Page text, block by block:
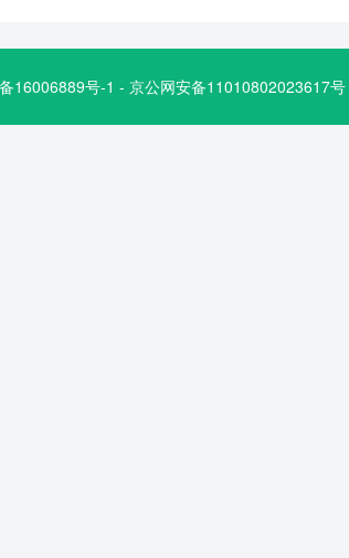
16006889号-1 - 京公网安备11010802023617号